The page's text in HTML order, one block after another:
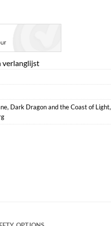
verlanglijst
, Dark Dragon and the Coast of Light,